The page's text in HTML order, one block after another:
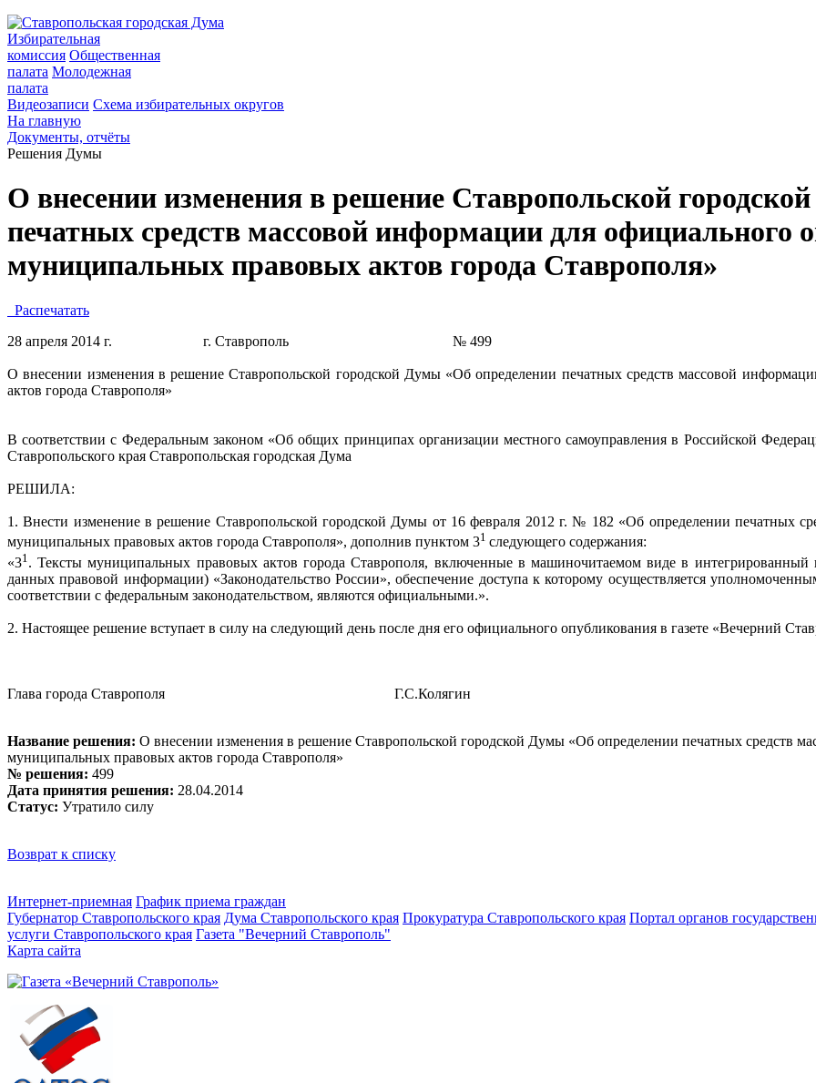
Избирательная
комиссия Общественная
палата Молодежная
палата
Видеозаписи Схема избирательных округов
На главную
Документы, отчёты
Решения Думы
О внесении изменения в решение Ставропольской
печатных средств массовой информации для официального
муниципальных правовых актов города Ставрополя»
Распечатать
28 апреля 2014 г. г. Ставрополь № 499
О внесении изменения в решение Ставропольской городской Думы «Об определении печатных средств массовой
актов города Ставрополя»
В соответствии с Федеральным законом «Об общих принципах организации местного самоуправления в Российской
Ставропольского края Ставропольская городская Дума
РЕШИЛА:
1. Внести изменение в решение Ставропольской городской Думы от 16 февраля 2012 г. № 182 «Об определении печатных
муниципальных правовых актов города Ставрополя», дополнив пунктом 31 следующего содержания:
«31 . Тексты муниципальных правовых актов города Ставрополя, включенные в машиночитаемом виде в
данных правовой информации) «Законодательство России», обеспечение доступа к которому осуществляется
соответствии с федеральным законодательством, являются официальными.».
2. Настоящее решение вступает в силу на следующий день после дня его официального опубликования в газете «Вечерний
Глава города Ставрополя Г.С.Колягин
Название решения: О внесении изменения в решение Ставропольской городской Думы «Об определении печатных средств
муниципальных правовых актов города Ставрополя»
№ решения: 499
Дата принятия решения: 28.04.2014
Статус: Утратило силу
Возврат к списку
Интернет-приемная График приема граждан
Губернатор Ставропольского края Дума Ставропольского края Прокуратура Ставропольского края Портал органов
услуги Ставропольского края Газета "Вечерний Ставрополь"
Карта сайта